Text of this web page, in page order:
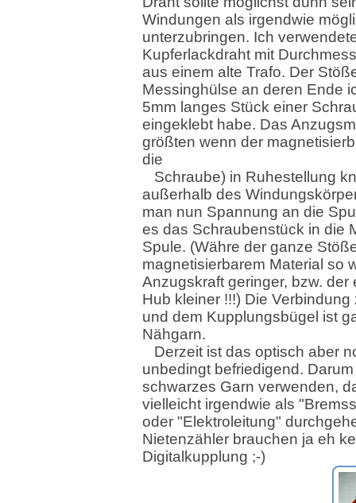
Windungen als irgendwie
unterzubringen. Ich
Kupferlackdraht mit
aus einem alte Trafo. Der
Messinghülse an deren Ende
5mm langes Stück einer
eingeklebt habe. Das
größten wenn der
die
Schraube) in Ruhestellung
außerhalb des
man nun Spannung an die
es das Schraubenstück in die
Spule. (Währe der ganze
magnetisierbarem Material so
Anzugskraft geringer, bzw. der
Hub kleiner !!!) Die Verbindung
und dem Kupplungsbügel ist
Nähgarn.
Derzeit ist das optisch aber
unbedingt befriedigend.
schwarzes Garn verwenden,
vielleicht irgendwie als
oder "Elektroleitung"
Nietenzähler brauchen ja eh
Digitalkupplung ;-)